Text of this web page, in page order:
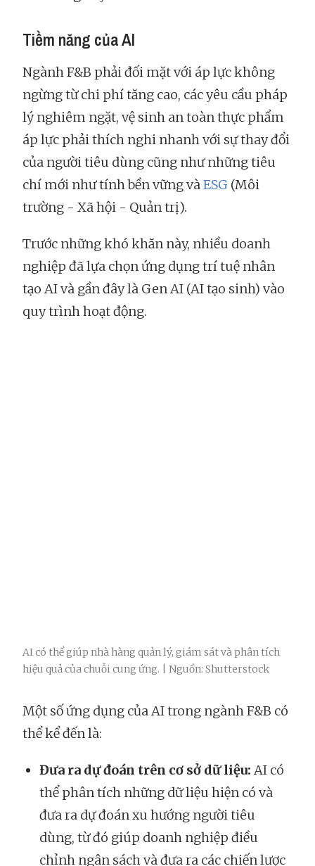
Tiềm năng của AI
Ngành F&B phải đối mặt với áp lực không
ngừng từ chi phí tăng cao, các yêu cầu pháp
lý nghiêm ngặt, vệ sinh an toàn thực phẩm
áp lực phải thích nghi nhanh với sự thay đổi
của người tiêu dùng cũng như những tiêu
chí mới như tính bền vững và ESG (Môi
trường - Xã hội - Quản trị).
Trước những khó khăn này, nhiều doanh
nghiệp đã lựa chọn ứng dụng trí tuệ nhân
tạo AI và gần đây là Gen AI (AI tạo sinh) vào
quy trình hoạt động.
AI có thể giúp nhà hàng quản lý, giám sát và phân tích
hiệu quả của chuỗi cung ứng. | Nguồn: Shutterstock
Một số ứng dụng của AI trong ngành F&B có
thể kể đến là:
Đưa ra dự đoán trên cơ sở dữ liệu: AI có
thể phân tích những dữ liệu hiện có và
đưa ra dự đoán xu hướng người tiêu
dùng, từ đó giúp doanh nghiệp điều
chỉnh ngân sách và đưa ra các chiến lược